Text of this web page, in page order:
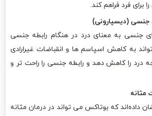
فرد فراهم کند.
جنسی (دیسپارونی)
جنسی به معنای درد در هنگام رابطه جنسی
به کاهش اسپاسم ها و انقباضات غیرارادی
درد را کاهش دهد و رابطه جنسی را راحت تر و
مثانه
داده‌اند که بوتاکس می تواند در درمان مثانه